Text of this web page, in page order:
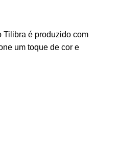
Tilibra é produzido com
um toque de cor e